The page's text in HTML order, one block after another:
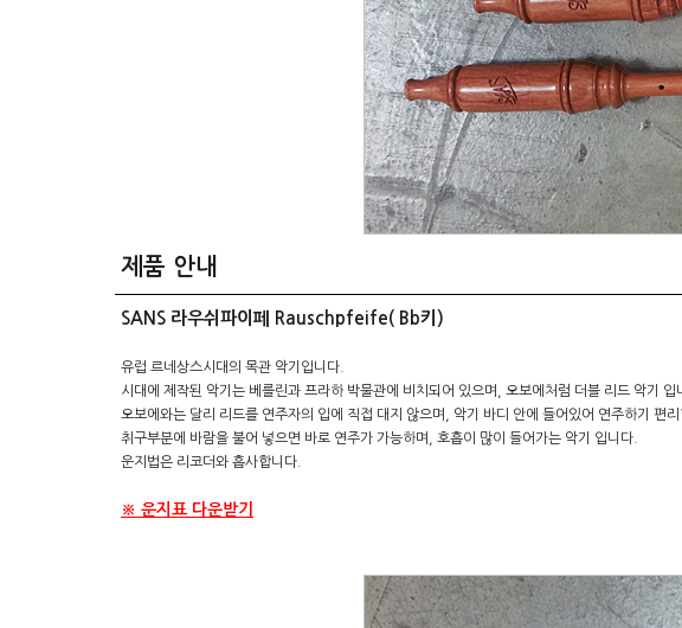
제품 안내
SANS 라우쉬파이페 Rauschpfeife( Bb키)
유럽 르네상스시대의 목관 악기입니다.
시대에 제작된 악기는 베를린과 프라하 박물관에 비치되어 있으며, 오보에처럼 더블 리드 악기 입
오보에와는 달리 리드를 연주자의 입에 직접 대지 않으며, 악기 바디 안에 들어있어 연주하기 편리
취구부분에 바람을 불어 넣으면 바로 연주가 가능하며, 호흡이 많이 들어가는 악기 입니다.
운지법은 리코더와 흡사합니다.
※ 운지표 다운받기